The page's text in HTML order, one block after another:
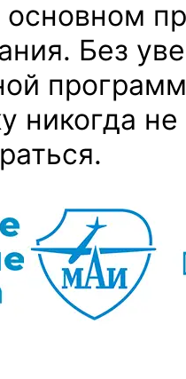
Без
никогда не